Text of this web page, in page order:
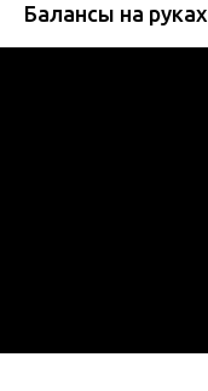
Балансы на руках